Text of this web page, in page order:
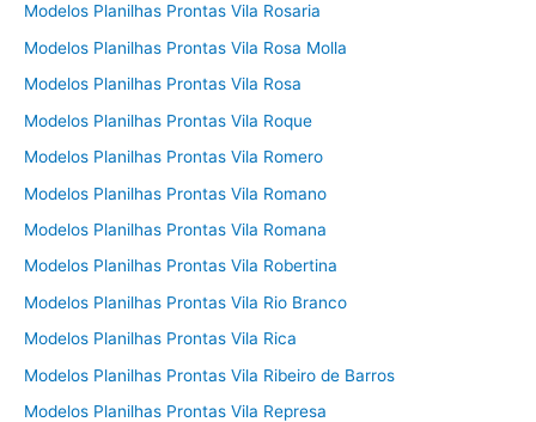
Modelos Planilhas Prontas Vila Rosaria
Modelos Planilhas Prontas Vila Rosa Molla
Modelos Planilhas Prontas Vila Rosa
Modelos Planilhas Prontas Vila Roque
Modelos Planilhas Prontas Vila Romero
Modelos Planilhas Prontas Vila Romano
Modelos Planilhas Prontas Vila Romana
Modelos Planilhas Prontas Vila Robertina
Modelos Planilhas Prontas Vila Rio Branco
Modelos Planilhas Prontas Vila Rica
Modelos Planilhas Prontas Vila Ribeiro de Barros
Modelos Planilhas Prontas Vila Represa